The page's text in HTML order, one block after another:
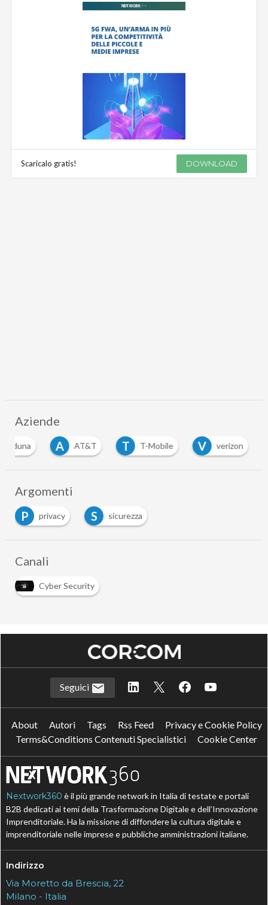
Scaricalo gratis! DOWNLOAD
Aziende
aduna A AT&T T T-Mobile V verizon
Argomenti
P
privacy S sicurezza
Canali
Cyber Security
Seguici
About Autori Tags Rss Feed
Privacy e Cookie Policy
Terms&Conditions Contenuti Specialistici
Cookie Center
Nextwork360 è il più grande network in Italia di testate e portali
B2B dedicati ai temi della Trasformazione Digitale e dell’Innovazione
Imprenditoriale. Ha la missione di diffondere la cultura digitale e
imprenditoriale nelle imprese e pubbliche amministrazioni italiane.
Indirizzo
Via Moretto da Brescia, 22
Milano - Italia